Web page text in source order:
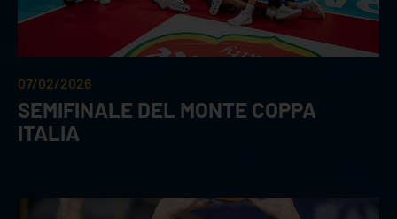
07/02/2026
SEMIFINALE DEL MONTE COPPA
ITALIA